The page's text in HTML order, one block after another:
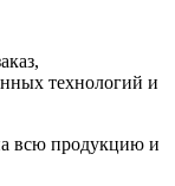
технологий и
всю продукцию и